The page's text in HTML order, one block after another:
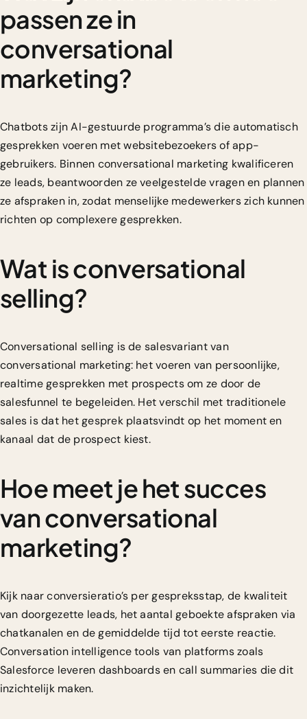
passen ze in
conversational
marketing?
Chatbots zijn AI-gestuurde programma’s die automatisch
gesprekken voeren met websitebezoekers of app-
gebruikers. Binnen conversational marketing kwalificeren
ze leads, beantwoorden ze veelgestelde vragen en plannen
ze afspraken in, zodat menselijke medewerkers zich kunnen
richten op complexere gesprekken.
Wat is conversational
selling?
Conversational selling is de salesvariant van
conversational marketing: het voeren van persoonlijke,
realtime gesprekken met prospects om ze door de
salesfunnel te begeleiden. Het verschil met traditionele
sales is dat het gesprek plaatsvindt op het moment en
kanaal dat de prospect kiest.
Hoe meet je het succes
van conversational
marketing?
Kijk naar conversieratio’s per gespreksstap, de kwaliteit
van doorgezette leads, het aantal geboekte afspraken via
chatkanalen en de gemiddelde tijd tot eerste reactie.
Conversation intelligence tools van platforms zoals
Salesforce leveren dashboards en call summaries die dit
inzichtelijk maken.